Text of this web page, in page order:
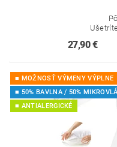
27,90 €
■ MOŽNOSŤ VÝMENY VÝPLNE
■ 50% BAVLNA / 50%
■ ANTIALERGICKÉ